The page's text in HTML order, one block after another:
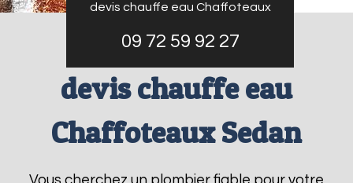
devis chauffe eau Chaffoteaux
09 72 59 92 27
devis chauffe eau
Chaffoteaux Sedan